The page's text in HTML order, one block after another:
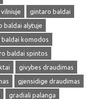
gintaro baldai
baldai alytuje
komodos
baldai spintos
givybes draudimas
gjensidige draudimas
gradiali palanga